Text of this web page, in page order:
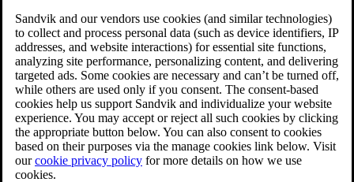
Sandvik and our vendors use cookies (and similar technologies)
to collect and process personal data (such as device identifiers, IP
addresses, and website interactions) for essential site functions,
analyzing site performance, personalizing content, and delivering
targeted ads. Some cookies are necessary and can’t be turned off,
while others are used only if you consent. The consent-based
cookies help us support Sandvik and individualize your website
experience. You may accept or reject all such cookies by clicking
the appropriate button below. You can also consent to cookies
based on their purposes via the manage cookies link below. Visit
ourcookie privacy policy for more details on how we use
cookies.